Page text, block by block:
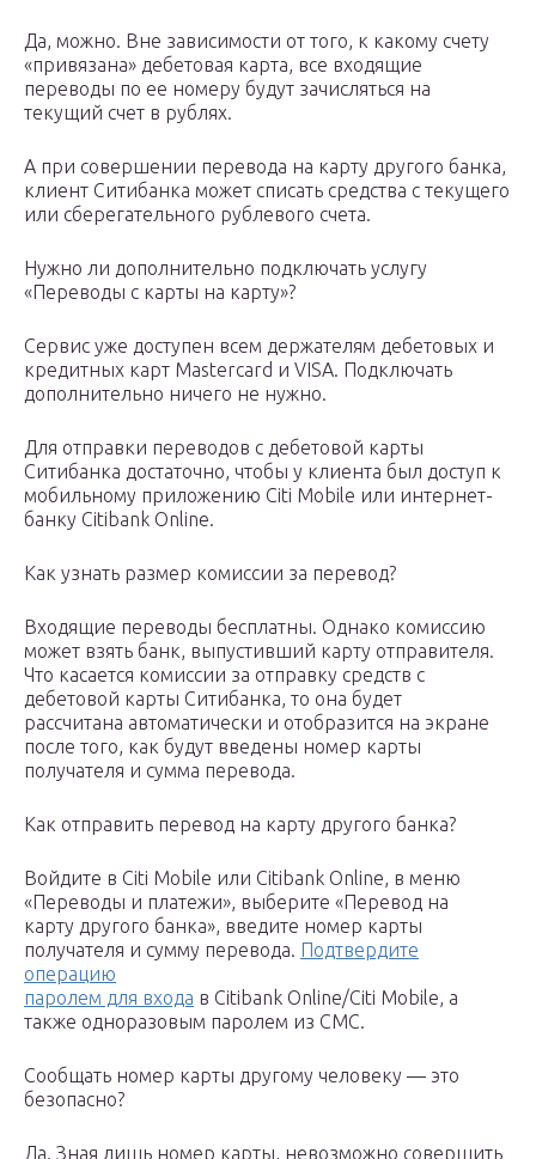
Да, можно. Вне зависимости от того, к какому счету
«привязана» дебетовая карта, все входящие
переводы по ее номеру будут зачисляться на
текущий счет в рублях.
А при совершении перевода на карту другого банка,
клиент Ситибанка может списать средства с текущего
или сберегательного рублевого счета.
Нужно ли дополнительно подключать услугу
«Переводы с карты на карту»?
Сервис уже доступен всем держателям дебетовых и
кредитных карт Mastercard и VISA. Подключать
дополнительно ничего не нужно.
Для отправки переводов с дебетовой карты
Ситибанка достаточно, чтобы у клиента был доступ к
мобильному приложению Citi Mobile или интернет-
банку Citibank Online.
Как узнать размер комиссии за перевод?
Входящие переводы бесплатны. Однако комиссию
может взять банк, выпустивший карту отправителя.
Что касается комиссии за отправку средств с
дебетовой карты Ситибанка, то она будет
рассчитана автоматически и отобразится на экране
после того, как будут введены номер карты
получателя и сумма перевода.
Как отправить перевод на карту другого банка?
Войдите в Citi Mobile или Citibank Online, в меню
«Переводы и платежи», выберите «Перевод на
карту другого банка», введите номер карты
получателя и сумму перевода. Подтвердите
операцию
паролем для входа в Citibank Online/Citi Mobile, а
также одноразовым паролем из СМС.
Сообщать номер карты другому человеку — это
безопасно?
Да. Зная лишь номер карты, невозможно совершить